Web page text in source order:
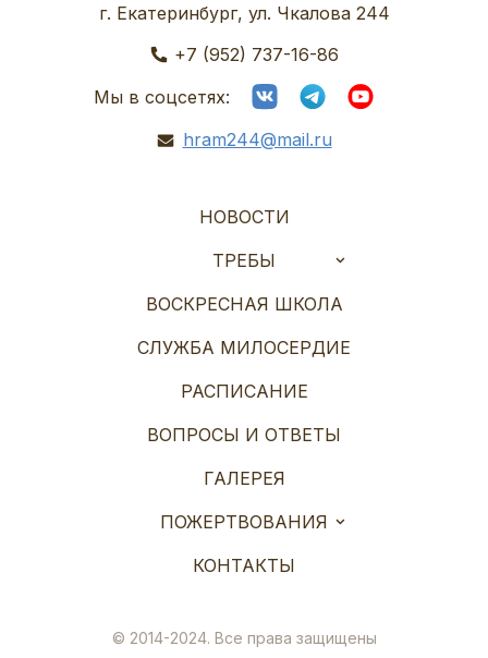
г. Екатеринбург, ул. Чкалова 244
+7 (952) 737-16-86
Мы в соцсетях:
hram244@mail.ru
НОВОСТИ
ТРЕБЫ
ВОСКРЕСНАЯ ШКОЛА
СЛУЖБА МИЛОСЕРДИЕ
РАСПИСАНИЕ
ВОПРОСЫ И ОТВЕТЫ
ГАЛЕРЕЯ
ПОЖЕРТВОВАНИЯ
КОНТАКТЫ
© 2014-2024. Все права защищены